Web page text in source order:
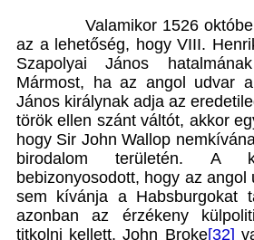
Valamikor 1526
az a lehetőség, hogy VIII.
Szapolyai János
Mármost, ha az angol udvar
János királynak adja az
török ellen szánt váltót, akkor
hogy Sir John Wallop
birodalom területén. A
bebizonyosodott, hogy az angol
sem kívánja a Habsburgokat
azonban az érzékeny
titkolni kellett. John Broke[32]